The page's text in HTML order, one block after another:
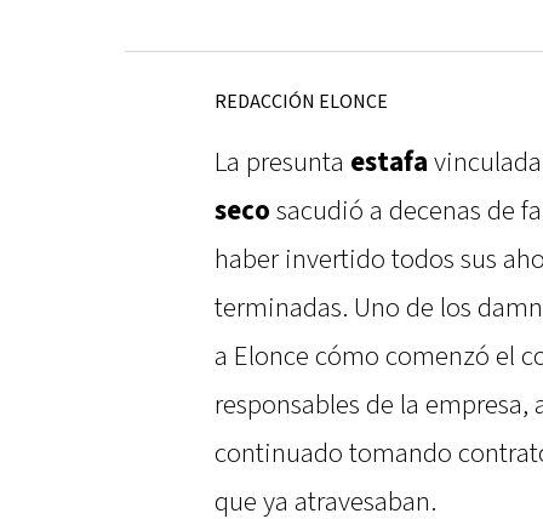
REDACCIÓN ELONCE
La presunta estafa
seco sacudió a decenas de
haber invertido todos sus
terminadas. Uno de los
a Elonce cómo comenzó el
responsables de la empresa,
continuado tomando
que ya atravesaban.